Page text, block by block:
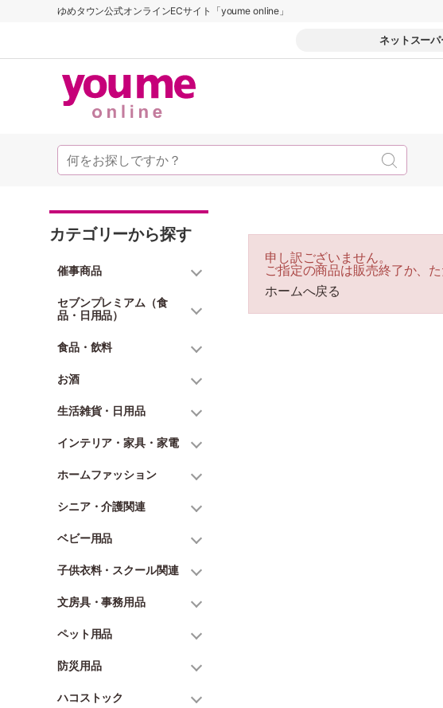
ゆめタウン公式オンラインECサイト「youme online」
ネットスーパ
カテゴリーから探す
催事商品
セブンプレミアム（食
品・日用品）
食品・飲料
お酒
生活雑貨・日用品
インテリア・家具・家電
ホームファッション
シニア・介護関連
ベビー用品
子供衣料・スクール関連
文房具・事務用品
ペット用品
防災用品
ハコストック
申し訳ございません。
ご指定の商品は販売終了か、
ホームへ戻る